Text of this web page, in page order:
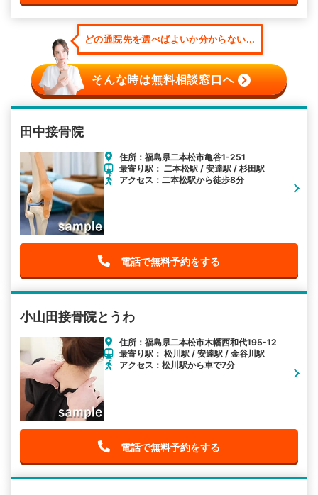
どの通院先を選べばよいか分からない...
そんな時は無料相談窓口へ
田中接骨院
住所：福島県二本松市亀谷1-251
最寄り駅： 二本松駅 / 安達駅 / 杉田駅
アクセス：二本松駅から徒歩8分
電話で無料予約をする
小山田接骨院とうわ
住所：福島県二本松市木幡西和代195-12
最寄り駅： 松川駅 / 安達駅 / 金谷川駅
アクセス：松川駅から車で7分
電話で無料予約をする